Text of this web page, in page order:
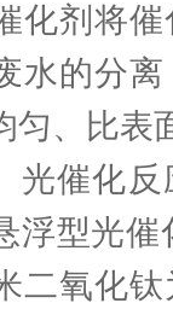
化剂将
水的分
匀、比表
催化反应
浮型光
二氧化